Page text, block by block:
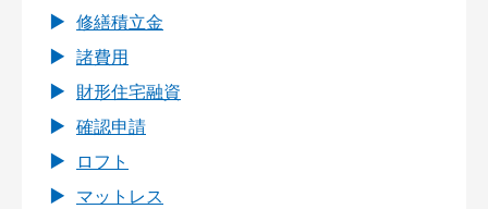
修繕積立金
諸費用
財形住宅融資
確認申請
ロフト
マットレス